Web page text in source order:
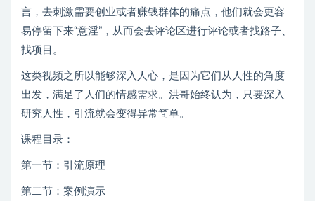
言，去刺激需要创业或者赚钱群体的痛点，他们就会更容
易停留下来“意淫”，从而会去评论区进行评论或者找路子、
找项目。
这类视频之所以能够深入人心，是因为它们从人性的角度
出发，满足了人们的情感需求。洪哥始终认为，只要深入
研究人性，引流就会变得异常简单。
课程目录：
第一节：引流原理
第二节：案例演示